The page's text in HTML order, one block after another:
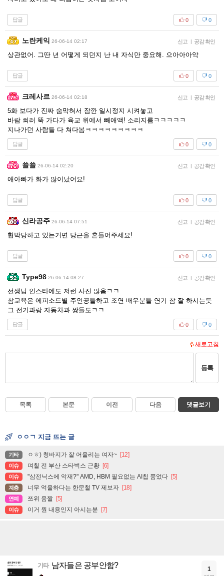
답글 0
0
노란케익 26-06-14 02:17 신고 | 공감 확인
상관없어. 그딴 년 어떻게 되던지 난 내 자식만 중요해. 으아아아악
답글 0
0
크레사르 26-06-14 02:18 신고 | 공감 확인
5화 보다가 진짜 숨막혀서 잠깐 일시정지 시켜놓고
바람 쐬러 뚝 가다가 육교 위에서 빼애액! 소리지름ㅋㅋㅋㅋㅋ
지나가던 사람들 다 쳐다봄ㅋㅋㅋㅋㅋㅋㅋㅋㅋ
답글 0
0
쑐쑐 26-06-14 02:20 신고 | 공감 확인
애아빠가 화가 많이났어요!
답글 0
0
신라공주 26-06-14 07:51 신고 | 공감 확인
협박당하고 있는거면 당근을 흔들어주세요!
답글 0
0
Type98 26-06-14 08:27 신고 | 공감 확인
선생님 인스타에도 저런 사진 많음ㅋㅋ
참교육은 에피소드별 주인공들하고 조연 배우분들 연기 참 잘 하시는듯
그 전기과랑 자동차과 짱들도ㅋㅋ
답글 0
0
새로고침
등록
목록 본문 이전 다음 댓글보기
ㅇㅇㄱ 지금 뜨는 글
기타 ㅇㅎ) 청바지가 잘 어울리는 여자~ [12]
이슈 며칠 전 부산 스타벅스 근황 [6]
이슈 "삼전닉스에 악재?" AMD, HBM 필요없는 AI칩 품었다 [5]
계층 너무 억울하다는 한문철 TV 제보자 [18]
연예 쯔위 움짤 [5]
이슈 이거 뭔 내용인지 아시는분 [7]
기타 남자들은 공부안함? 1